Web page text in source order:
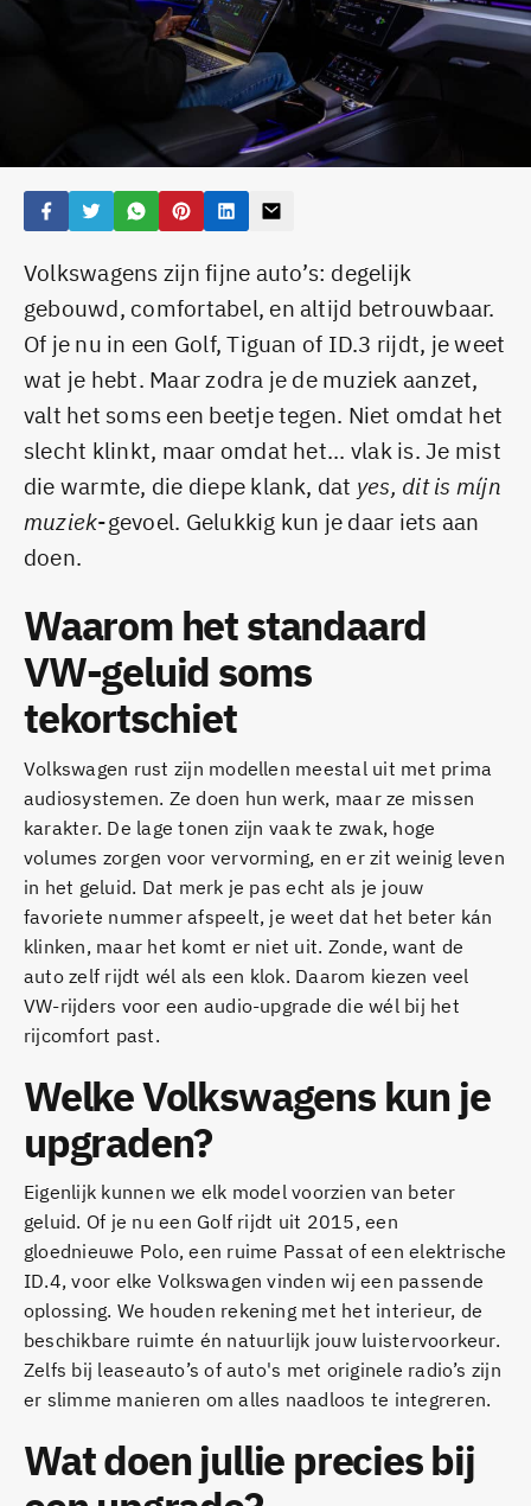
Volkswagens zijn fijne auto’s: degelijk
gebouwd, comfortabel, en altijd betrouwbaar.
Of je nu in een Golf, Tiguan of ID.3 rijdt, je weet
wat je hebt. Maar zodra je de muziek aanzet,
valt het soms een beetje tegen. Niet omdat het
slecht klinkt, maar omdat het... vlak is. Je mist
die warmte, die diepe klank, dat yes, dit is míjn
muziek-gevoel. Gelukkig kun je daar iets aan
doen.
Waarom het standaard
VW-geluid soms
tekortschiet
Volkswagen rust zijn modellen meestal uit met prima
audiosystemen. Ze doen hun werk, maar ze missen
karakter. De lage tonen zijn vaak te zwak, hoge
volumes zorgen voor vervorming, en er zit weinig leven
in het geluid. Dat merk je pas echt als je jouw
favoriete nummer afspeelt, je weet dat het beter kán
klinken, maar het komt er niet uit. Zonde, want de
auto zelf rijdt wél als een klok. Daarom kiezen veel
VW-rijders voor een audio-upgrade die wél bij het
rijcomfort past.
Welke Volkswagens kun je
upgraden?
Eigenlijk kunnen we elk model voorzien van beter
geluid. Of je nu een Golf rijdt uit 2015, een
gloednieuwe Polo, een ruime Passat of een elektrische
ID.4, voor elke Volkswagen vinden wij een passende
oplossing. We houden rekening met het interieur, de
beschikbare ruimte én natuurlijk jouw luistervoorkeur.
Zelfs bij leaseauto’s of auto's met originele radio’s zijn
er slimme manieren om alles naadloos te integreren.
Wat doen jullie precies bij